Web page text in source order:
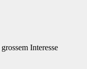
Interesse